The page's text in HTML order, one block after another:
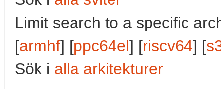
Limit search to a specific
[armhf] [ppc64el] [riscv64] [
Sök i alla arkitekturer